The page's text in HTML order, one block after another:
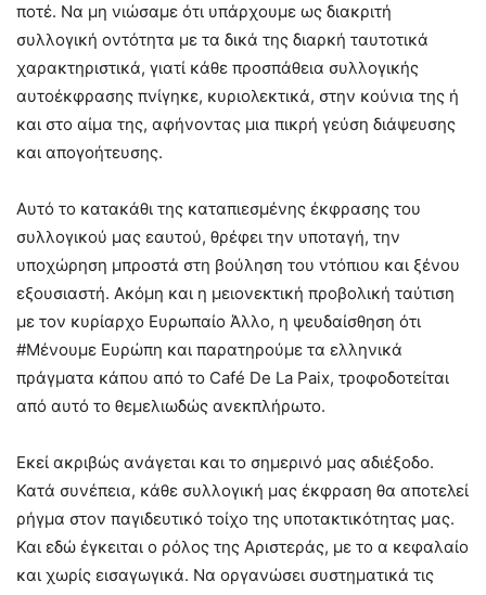
ποτέ. Να μη νιώσαμε ότι υπάρχουμε ως διακριτή
συλλογική οντότητα με τα δικά της διαρκή ταυτοτικά
χαρακτηριστικά, γιατί κάθε προσπάθεια συλλογικής
αυτοέκφρασης πνίγηκε, κυριολεκτικά, στην κούνια της ή
και στο αίμα της, αφήνοντας μια πικρή γεύση διάψευσης
και απογοήτευσης.
Αυτό το κατακάθι της καταπιεσμένης έκφρασης του
συλλογικού μας εαυτού, θρέφει την υποταγή, την
υποχώρηση μπροστά στη βούληση του ντόπιου και ξένου
εξουσιαστή. Ακόμη και η μειονεκτική προβολική ταύτιση
με τον κυρίαρχο Ευρωπαίο Άλλο, η ψευδαίσθηση ότι
#Μένουμε Ευρώπη και παρατηρούμε τα ελληνικά
πράγματα κάπου από το Café De La Paix, τροφοδοτείται
από αυτό το θεμελιωδώς ανεκπλήρωτο.
Εκεί ακριβώς ανάγεται και το σημερινό μας αδιέξοδο.
Κατά συνέπεια, κάθε συλλογική μας έκφραση θα αποτελεί
ρήγμα στον παγιδευτικό τοίχο της υποτακτικότητας μας.
Και εδώ έγκειται ο ρόλος της Αριστεράς, με το α κεφαλαίο
και χωρίς εισαγωγικά. Να οργανώσει συστηματικά τις